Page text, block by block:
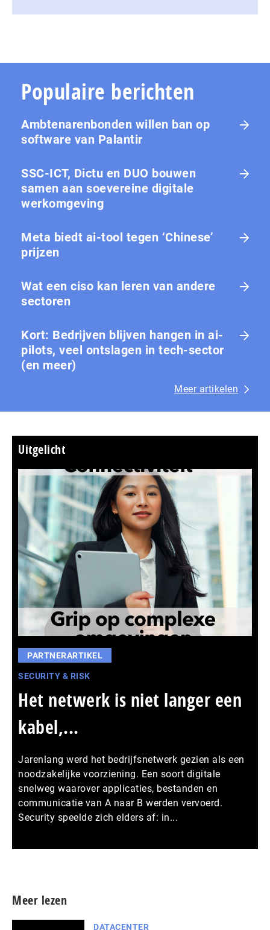
Populaire berichten
Ambtenarenbonden willen ban op
software van Palantir
SSC-ICT, Dictu en DUO bouwen
samen aan soevereine digitale
werkomgeving
Meta biedt ai-tool tegen ‘Chinese’
prijzen
Wat een ciso kan leren van andere
sectoren
Kort: Bedrijven blijven hangen in ai-
pilots, veel ontslagen in tech-sector
(en meer)
Meer artikelen
Uitgelicht
PARTNERARTIKEL
SECURITY & RISK
Het netwerk is niet langer een
kabel,...
Jarenlang werd het bedrijfsnetwerk gezien als een
noodzakelijke voorziening. Een soort digitale
snelweg waarover applicaties, bestanden en
communicatie van A naar B werden vervoerd.
Security speelde zich elders af: in...
Meer lezen
DATACENTER